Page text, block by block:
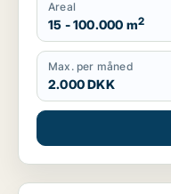
Areal
15 - 100.000 m2
Max. per måned
2.000 DKK